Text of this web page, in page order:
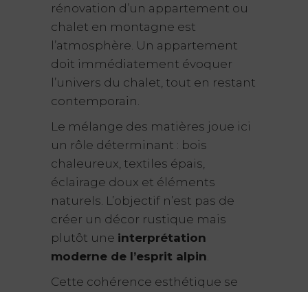
rénovation d’un appartement ou
chalet en montagne est
l’atmosphère. Un appartement
doit immédiatement évoquer
l’univers du chalet, tout en restant
contemporain.
Le mélange des matières joue ici
un rôle déterminant : bois
chaleureux, textiles épais,
éclairage doux et éléments
naturels. L’objectif n’est pas de
créer un décor rustique mais
plutôt une interprétation
moderne de l’esprit alpin
Cette cohérence esthétique se